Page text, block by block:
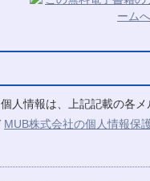
人情報は、上記記載の各
MUB株式会社の個人情報保